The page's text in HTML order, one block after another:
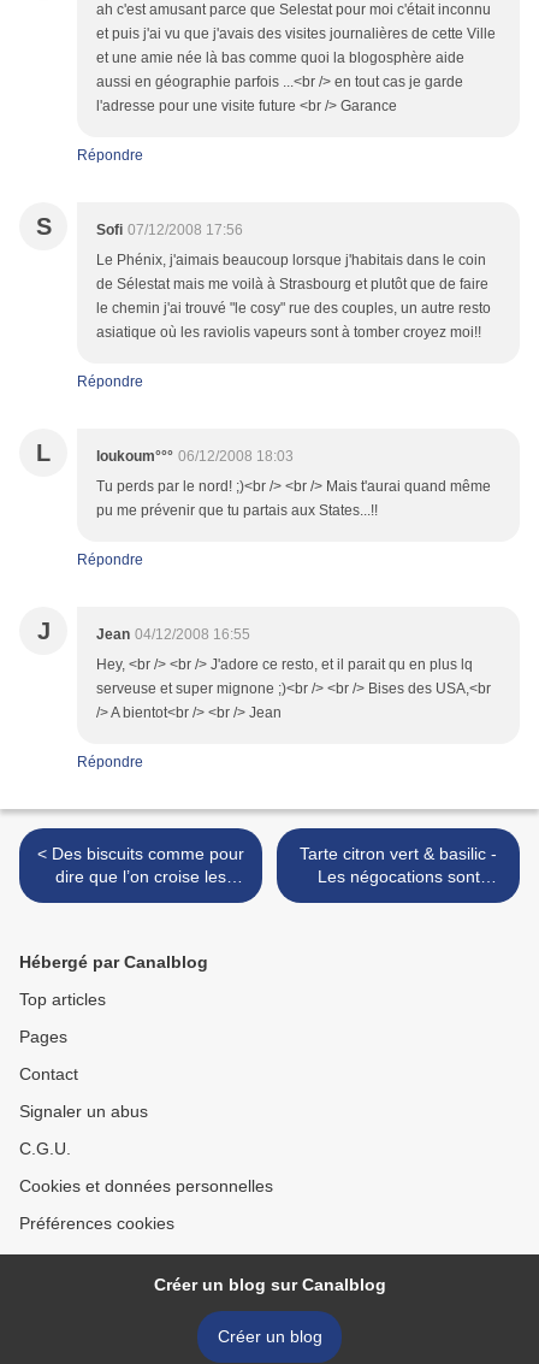
ah c'est amusant parce que Selestat pour moi c'était inconnu
et puis j'ai vu que j'avais des visites journalières de cette Ville
et une amie née là bas comme quoi la blogosphère aide
aussi en géographie parfois ...<br /> en tout cas je garde
l'adresse pour une visite future <br /> Garance
Répondre
S Sofi 07/12/2008 17:56
Le Phénix, j'aimais beaucoup lorsque j'habitais dans le coin
de Sélestat mais me voilà à Strasbourg et plutôt que de faire
le chemin j'ai trouvé "le cosy" rue des couples, un autre resto
asiatique où les raviolis vapeurs sont à tomber croyez moi!!
Répondre
L loukoum°°° 06/12/2008 18:03
Tu perds par le nord! ;)<br /> <br /> Mais t'aurai quand même
pu me prévenir que tu partais aux States...!!
Répondre
J Jean 04/12/2008 16:55
Hey, <br /> <br /> J'adore ce resto, et il parait qu en plus lq
serveuse et super mignone ;)<br /> <br /> Bises des USA,<br
/> A bientot<br /> <br /> Jean
Répondre
< Des biscuits comme pour
dire que l’on croise les
doigts
Tarte citron vert & basilic -
Les négocations sont
parfois houleuses >
Hébergé par Canalblog
Top articles
Pages
Contact
Signaler un abus
C.G.U.
Cookies et données personnelles
Préférences cookies
Créer un blog sur Canalblog
Créer un blog